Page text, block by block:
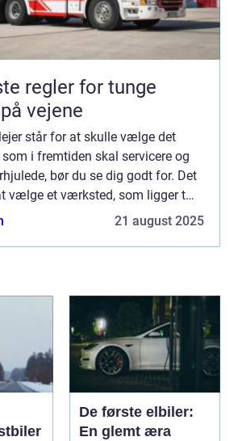
regler for tunge
vejene
står for at skulle vælge det
i fremtiden skal servicere og
bør du se dig godt for. Det
vælge et værksted, som ligger tæt
som er til at stole på. Hvorfor s...
21 august 2025
De første elbiler:
En glemt æra